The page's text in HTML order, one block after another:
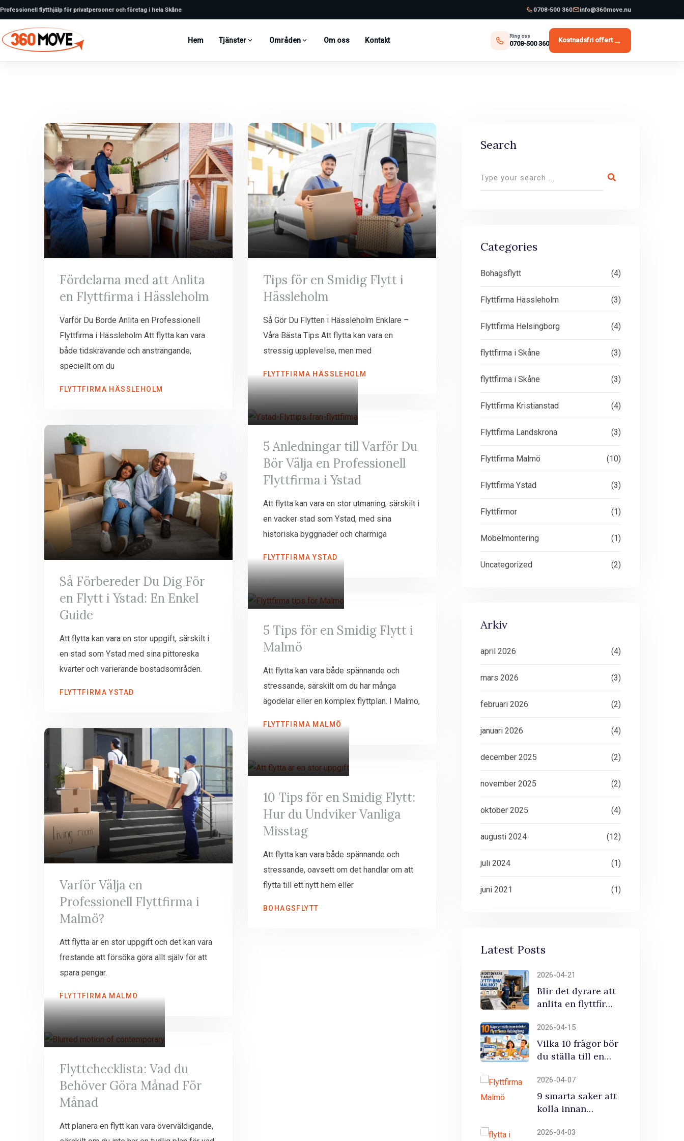
Professionell flytthjälp för privatpersoner och företag i hela Skåne 0708-500 360 info@360move.nu
Hem Tjänster Områden Om oss Kontakt
Ring oss
0708-500 360 Kostnadsfri offert→
Fördelarna med att Anlita
en Flyttfirma i Hässleholm
Varför Du Borde Anlita en Professionell
Flyttfirma i Hässleholm Att flytta kan vara
både tidskrävande och ansträngande,
speciellt om du
FLYTTFIRMA HÄSSLEHOLM
Tips för en Smidig Flytt i
Hässleholm
Så Gör Du Flytten i Hässleholm Enklare –
Våra Bästa Tips Att flytta kan vara en
stressig upplevelse, men med
FLYTTFIRMA HÄSSLEHOLM
Så Förbereder Du Dig För
en Flytt i Ystad: En Enkel
Guide
Att flytta kan vara en stor uppgift, särskilt i
en stad som Ystad med sina pittoreska
kvarter och varierande bostadsområden.
FLYTTFIRMA YSTAD
5 Anledningar till Varför Du
Bör Välja en Professionell
Flyttfirma i Ystad
Att flytta kan vara en stor utmaning, särskilt i
en vacker stad som Ystad, med sina
historiska byggnader och charmiga
FLYTTFIRMA YSTAD
Varför Välja en
Professionell Flyttfirma i
Malmö?
Att flytta är en stor uppgift och det kan vara
frestande att försöka göra allt själv för att
spara pengar.
FLYTTFIRMA MALMÖ
5 Tips för en Smidig Flytt i
Malmö
Att flytta kan vara både spännande och
stressande, särskilt om du har många
ägodelar eller en komplex flyttplan. I Malmö,
FLYTTFIRMA MALMÖ
Flyttchecklista: Vad du
Behöver Göra Månad För
Månad
Att planera en flytt kan vara överväldigande,
10 Tips för en Smidig Flytt:
Hur du Undviker Vanliga
Misstag
Att flytta kan vara både spännande och
stressande, oavsett om det handlar om att
flytta till ett nytt hem eller
BOHAGSFLYTT
Search
Categories
Bohagsflytt (4)
Flyttfirma Hässleholm (3)
Flyttfirma Helsingborg (4)
flyttfirma i Skåne (3)
flyttfirma i Skåne (3)
Flyttfirma Kristianstad (4)
Flyttfirma Landskrona (3)
Flyttfirma Malmö (10)
Flyttfirma Ystad (3)
Flyttfirmor (1)
Möbelmontering (1)
Uncategorized (2)
Arkiv
april 2026 (4)
mars 2026 (3)
februari 2026 (2)
januari 2026 (4)
december 2025 (2)
november 2025 (2)
oktober 2025 (4)
augusti 2024 (12)
juli 2024 (1)
juni 2021 (1)
Latest Posts
2026-04-21
Blir det dyrare att
anlita en flyttfirma
uppdateringen
2026)
2026-04-15
Vilka 10 frågor bör
du ställa till en
helsingborg innan
du skriver på?
2026-04-07
9 smarta saker att
kolla innan
flyttfirma Malmö
2026-04-03